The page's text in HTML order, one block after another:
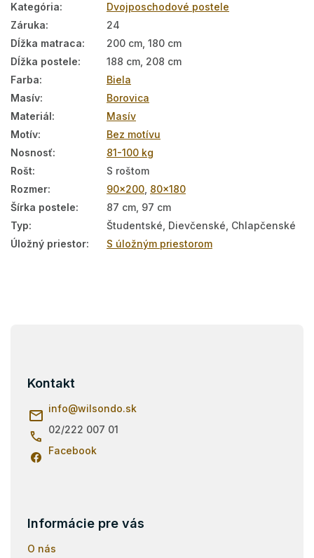
Kategória:
Dvojposchodové postele
Záruka:
24
Dĺžka matraca:
200 cm, 180 cm
Dĺžka postele:
188 cm, 208 cm
Farba:
Biela
Masív:
Borovica
Materiál:
Masív
Motív:
Bez motívu
Nosnosť:
81-100 kg
Rošt:
S roštom
Rozmer: 90x200 80x180
Šírka postele:
87 cm, 97 cm
Typ:
Študentské, Dievčenské, Chlapčenské
Úložný priestor: S úložným priestorom
Kontakt
info@wilsondo.sk
02/222 007 01
Facebook
Informácie pre vás
O nás